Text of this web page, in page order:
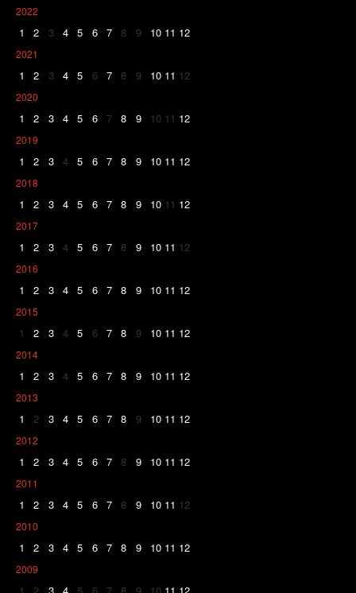
2022
1 2 3 4 5 6 7 8 9 10 11 12
2021
1 2 3 4 5 6 7 8 9 10 11 12
2020
1 2 3 4 5 6 7 8 9 10 11 12
2019
1 2 3 4 5 6 7 8 9 10 11 12
2018
1 2 3 4 5 6 7 8 9 10 11 12
2017
1 2 3 4 5 6 7 8 9 10 11 12
2016
1 2 3 4 5 6 7 8 9 10 11 12
2015
1 2 3 4 5 6 7 8 9 10 11 12
2014
1 2 3 4 5 6 7 8 9 10 11 12
2013
1 2 3 4 5 6 7 8 9 10 11 12
2012
1 2 3 4 5 6 7 8 9 10 11 12
2011
1 2 3 4 5 6 7 8 9 10 11 12
2010
1 2 3 4 5 6 7 8 9 10 11 12
2009